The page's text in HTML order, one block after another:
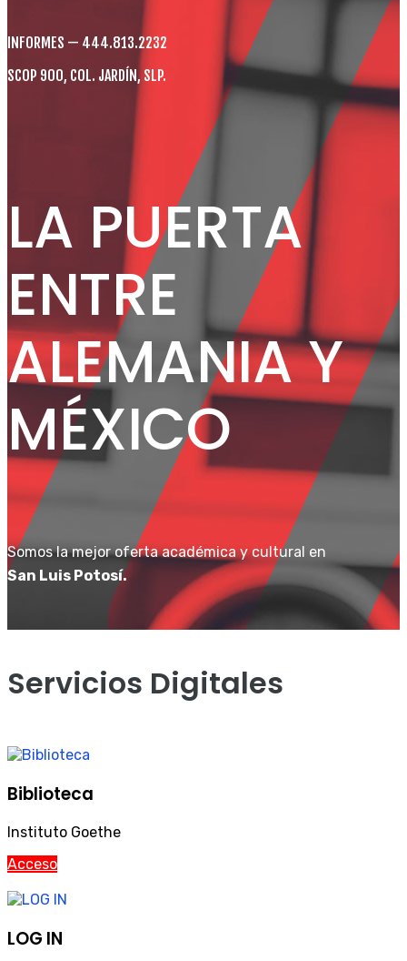
INFORMES — 444.813.2232
SCOP 900, COL. JARDÍN, SLP.
LA PUERTA
ENTRE
ALEMANIA Y
MÉXICO
Somos la mejor oferta académica y cultural en
San Luis Potosí.
Servicios Digitales
Biblioteca
Instituto Goethe
Acceso
LOG IN